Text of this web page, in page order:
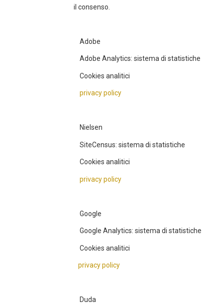
il consenso.
Adobe
Adobe Analytics: sistema di statistiche
Cookies analitici
privacy policy
Nielsen
SiteCensus: sistema di statistiche
Cookies analitici
privacy policy
Google
Google Analytics: sistema di statistiche
Cookies analitici
privacy policy
Duda